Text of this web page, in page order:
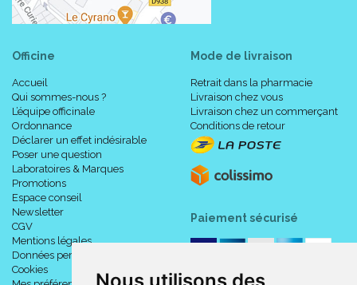
Officine
Accueil
Qui sommes-nous ?
L’équipe officinale
Ordonnance
Déclarer un effet indésirable
Poser une question
Laboratoires & Marques
Promotions
Espace conseil
Newsletter
CGV
Mentions légales
Données personnelles
Cookies
Mode de livraison
Retrait dans la pharmacie
Livraison chez vous
Livraison chez un commerçant
Conditions de retour
Paiement sécurisé